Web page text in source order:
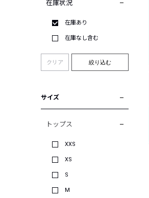
在庫状況
在庫あり
在庫なし含む
クリア 絞り込む
サイズ
トップス
XXS
XS
S
M